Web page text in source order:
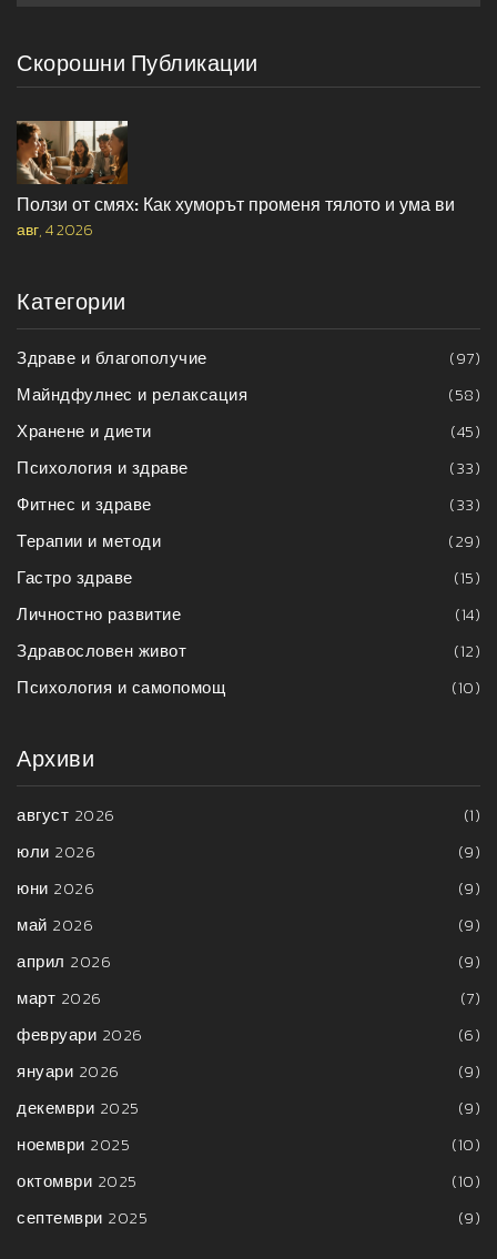
Скорошни Публикации
Ползи от смях: Как хуморът променя тялото и ума ви
авг, 4 2026
Категории
Здраве и благополучие
(97)
Майндфулнес и релаксация
(58)
Хранене и диети
(45)
Психология и здраве
(33)
Фитнес и здраве
(33)
Терапии и методи
(29)
Гастро здраве
(15)
Личностно развитие
(14)
Здравословен живот
(12)
Психология и самопомощ
(10)
Архиви
август 2026
(1)
юли 2026
(9)
юни 2026
(9)
май 2026
(9)
април 2026
(9)
март 2026
(7)
февруари 2026
(6)
януари 2026
(9)
декември 2025
(9)
ноември 2025
(10)
октомври 2025
(10)
септември 2025
(9)